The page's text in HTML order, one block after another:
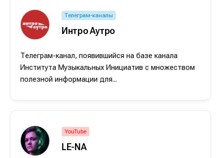
Написание
Исполнение
Инструменты
Написание
Исполнение
Инструменты
Телеграм-каналы
Интро Аутро
Телеграм-канал, появившийся на базе канала
Института Музыкальных Инициатив с множеством
полезной информации для...
YouTube
LE-NA